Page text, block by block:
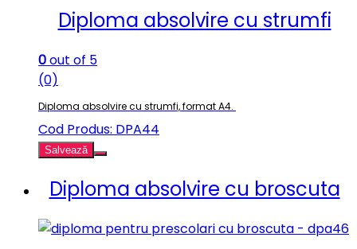
Diploma absolvire cu strumfi
0out of 5
(0)
Diploma absolvire cu strumfi, format A4.
Cod Produs: DPA44
Salvează
Diploma absolvire cu broscuta